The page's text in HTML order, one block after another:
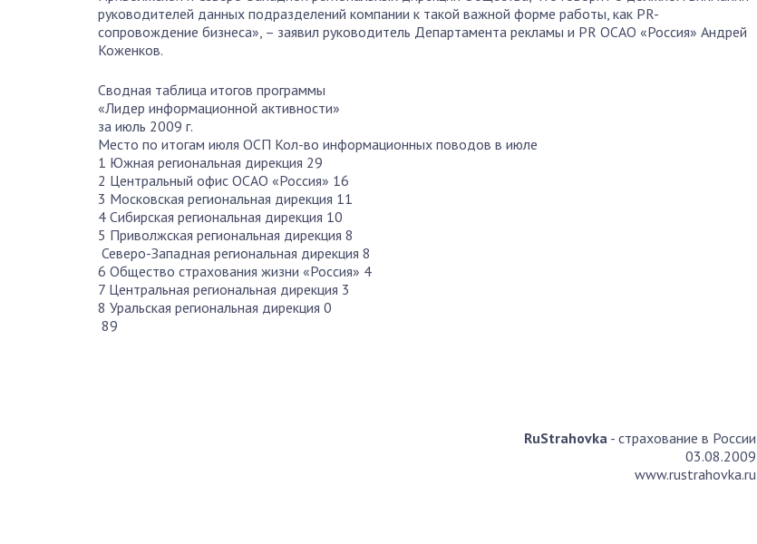
руководителей данных подразделений компании к такой важной форме работы, как PR-
сопровождение бизнеса», – заявил руководитель Департамента рекламы и PR ОСАО «Россия» Андрей
Коженков.
Сводная таблица итогов программы
«Лидер информационной активности»
за июль 2009 г.
Место по итогам июля ОСП Кол-во информационных поводов в июле
1 Южная региональная дирекция 29
2 Центральный офис ОСАО «Россия» 16
3 Московская региональная дирекция 11
4 Сибирская региональная дирекция 10
5 Приволжская региональная дирекция 8
Северо-Западная региональная дирекция 8
6 Общество страхования жизни «Россия» 4
7 Центральная региональная дирекция 3
8 Уральская региональная дирекция 0
89
RuStrahovka- страхование в России
03.08.2009
www.rustrahovka.ru